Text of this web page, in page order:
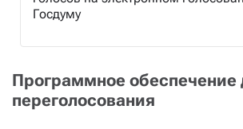
Госдуму
Программное обеспечение
переголосования